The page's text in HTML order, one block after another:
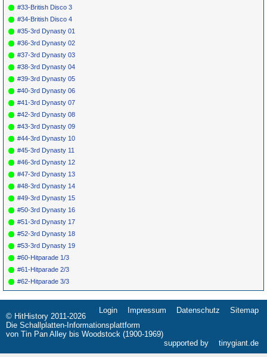
#33-British Disco 3
#34-British Disco 4
#35-3rd Dynasty 01
#36-3rd Dynasty 02
#37-3rd Dynasty 03
#38-3rd Dynasty 04
#39-3rd Dynasty 05
#40-3rd Dynasty 06
#41-3rd Dynasty 07
#42-3rd Dynasty 08
#43-3rd Dynasty 09
#44-3rd Dynasty 10
#45-3rd Dynasty 11
#46-3rd Dynasty 12
#47-3rd Dynasty 13
#48-3rd Dynasty 14
#49-3rd Dynasty 15
#50-3rd Dynasty 16
#51-3rd Dynasty 17
#52-3rd Dynasty 18
#53-3rd Dynasty 19
#60-Hitparade 1/3
#61-Hitparade 2/3
#62-Hitparade 3/3
Navigation
überspringen
Login Impressum Datenschutz Sitemap
© HitHistory 2011-2026
Die Schallplatten-Informationsplattform
von Tin Pan Alley bis Woodstock (1900-1969)
supported by
tinygiant.de